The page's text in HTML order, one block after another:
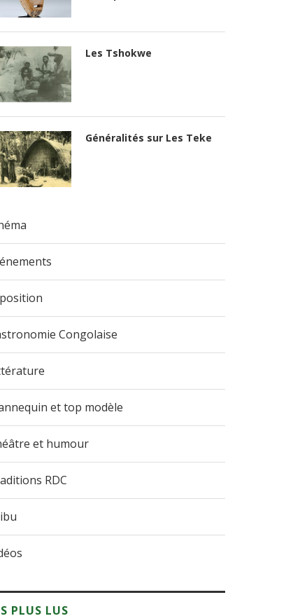
Les Tshokwe
Généralités sur Les Teke
Congolaise
et top modèle
et humour
RDC
PLUS LUS